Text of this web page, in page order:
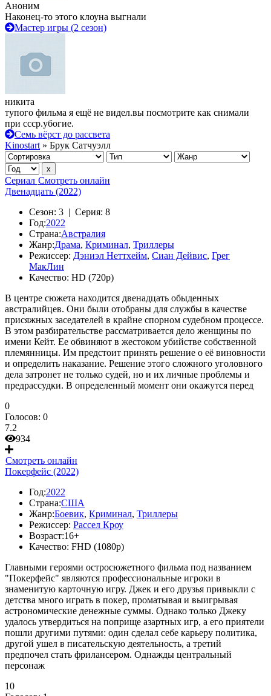
Аноним
Наконец-то этого клоуна выгнали
Мастер игры (2 сезон)
никита
тупого фильма я ещё не видел.вы посмотрите как снимали
при ссср.убогие.
Семь вёрст до рассвета
Kinostart » Брук Сатчуэлл
Сериал Смотреть онлайн
Двенадцать (2022)
Сезон: 3 | Серия: 8
Год:2022
Страна:Австралия
Жанр:Драма, Криминал, Триллеры
Режиссер: Дэниэл Неттхейм, Сиан Дейвис, Грег
МакЛин
Качество: HD (720p)
В центре сюжета находится двенадцать обыденных
австралийцев. Они были отобраны для службы в качестве
присяжных заседателей в крайне спорном судебном процессе.
В этом разбирательстве рассматривается дело женщины по
имени Кейт. Ее обвиняют в жестоком убийстве собственной
племянницы. Им предстоит принять решение о её виновности
и определить наказание. Решение этого сложного уголовного
дела затронет не только судей, но и их личные проблемы и
предрассудки. В определенный момент они окажутся перед
0
Голосов: 0
7.2
934
Смотреть онлайн
Покерфейс (2022)
Год:2022
Страна:США
Жанр:Боевик, Криминал, Триллеры
Режиссер: Рассел Кроу
Возраст:16+
Качество: FHD (1080p)
Главными героями остросюжетного фильма под названием
"Покерфейс" являются профессиональные игроки в
знаменитую карточную игру. Джек и его друзья привыкли с
детства много играть в покер, проматывая и выигрывая
астрономические денежные суммы. Однако только Джеку
удалось утвердиться на поприще азартных игр, а его приятели
пошли другими путями: один сделал себе карьеру политика,
другой ушел в писательскую деятельность, а третий
предпочел стать фрилансером. Однажды центральный
персонаж
10